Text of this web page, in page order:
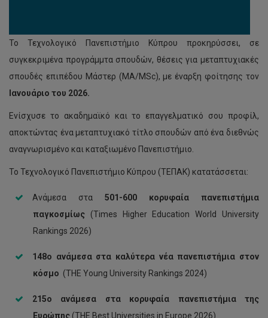
Το Τεχνολογικό Πανεπιστήμιο Κύπρου προκηρύσσει, σε
συγκεκριμένα προγράμμτα σπουδών, θέσεις για μεταπτυχιακές
σπουδές επιπέδου Μάστερ (MA/MSc), με έναρξη φοίτησης τον
Ιανουάριο του 2026.
Ενίσχυσε το ακαδημαϊκό και το επαγγελματικό σου προφίλ,
αποκτώντας ένα μεταπτυχιακό τίτλο σπουδών από ένα διεθνώς
αναγνωρισμένο και καταξιωμένο Πανεπιστήμιο.
Το Τεχνολογικό Πανεπιστήμιο Κύπρου (ΤΕΠΑΚ) κατατάσσεται:
Ανάμεσα στα 501-600 κορυφαία πανεπιστήμια
παγκοσμίως (Τimes Ηigher Εducation World University
Rankings 2026)
148ο ανάμεσα στα καλύτερα νέα πανεπιστήμια στον
κόσμο (THE Young University Rankings 2024)
215ο ανάμεσα στα κορυφαία πανεπιστήμια της
Ευρώπης (THE Best Universities in Europe 2026)